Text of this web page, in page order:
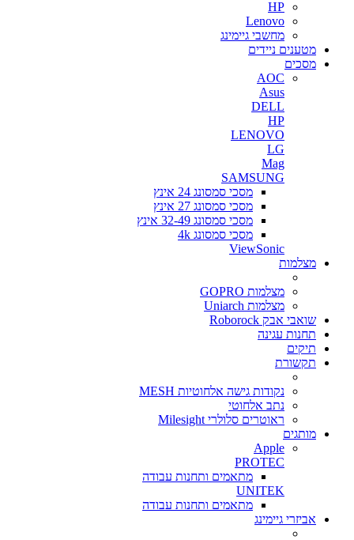
HP
Lenovo
מחשבי גיימינג
מטענים ניידים
מסכים
AOC
Asus
DELL
HP
LENOVO
LG
Mag
SAMSUNG
מסכי סמסונג 24 אינץ
מסכי סמסונג 27 אינץ
מסכי סמסונג 32-49 אינץ
מסכי סמסונג 4k
ViewSonic
מצלמות
מצלמות GOPRO
מצלמות Uniarch
שואבי אבק Roborock
תחנות עגינה
תיקים
תקשורת
נקודות גישה אלחוטיות MESH
נתב אלחוטי
ראוטרים סלולרי Milesight
מותגים
Apple
PROTEC
מתאמים ותחנות עבודה
UNITEK
מתאמים ותחנות עבודה
אביזרי גיימינג